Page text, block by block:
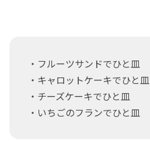
・フルーツサンドでひと皿
・キャロットケーキでひと皿
・チーズケーキでひと皿
・いちごのフランでひと皿